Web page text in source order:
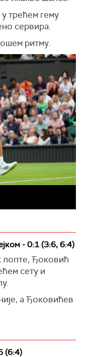
у трећем гему
сервира.
ритму.
- 0:1 (3:6, 6:4)
лопте, Ђоковић
сету и
а Ђоковићев
(6:4)